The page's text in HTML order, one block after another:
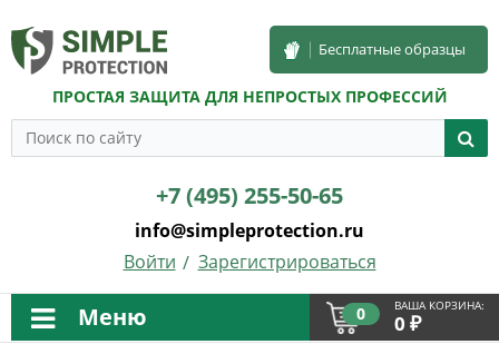
ПРОСТАЯ ЗАЩИТА ДЛЯ НЕПРОСТЫХ ПРОФЕССИЙ
Бесплатные образцы
+7 (495) 255-50-65
info@simpleprotection.ru
Войти
Зарегистрироваться
Меню 0 ВАША КОРЗИНА:
0 ₽